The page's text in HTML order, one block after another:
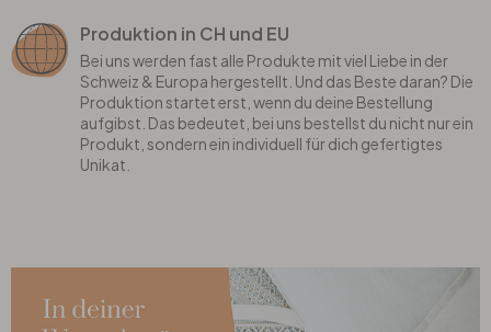
Produktion in CH und EU
Bei uns werden fast alle Produkte mit viel Liebe in der
Schweiz & Europa hergestellt. Und das Beste daran? Die
Produktion startet erst, wenn du deine Bestellung
aufgibst. Das bedeutet, bei uns bestellst du nicht nur ein
Produkt, sondern ein individuell für dich gefertigtes
Unikat.